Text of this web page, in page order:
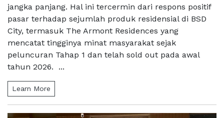
jangka panjang. Hal ini tercermin dari respons positif
pasar terhadap sejumlah produk residensial di BSD
City, termasuk The Armont Residences yang
mencatat tingginya minat masyarakat sejak
peluncuran Tahap 1 dan telah sold out pada awal
tahun 2026. ...
Learn More